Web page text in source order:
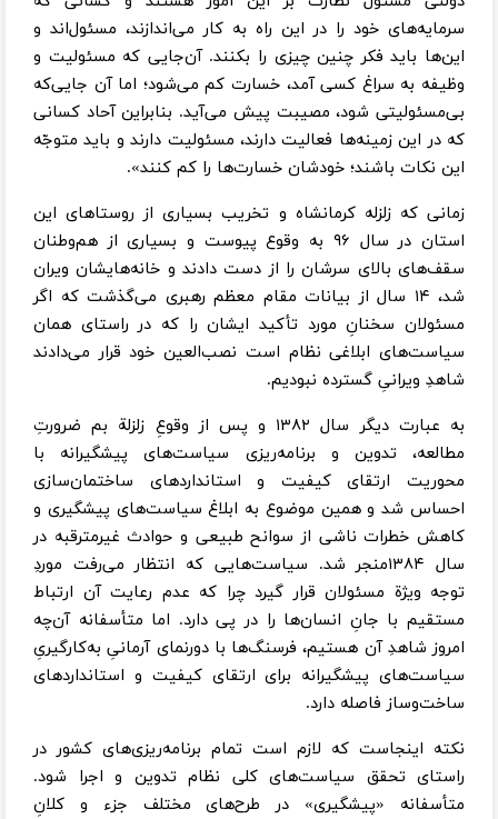
سرمایه‌های خود را در این راه به کار می‌اندازند، مسئول‌اند و
این‌ها باید فکر چنین چیزی را بکنند. آن‌جایی که مسئولیت و
وظیفه به سراغ کسی آمد، خسارت کم می‌شود؛ اما آن جایی‌که
بی‌مسئولیتی شود، مصیبت پیش می‌آید. بنابراین آحاد کسانی
که در این زمینه‌ها فعالیت دارند، مسئولیت دارند و باید متوجّه
این نکات باشند؛ خودشان خسارت‌ها را کم کنند».
زمانی که زلزله کرمانشاه و تخریب بسیاری از روستاهای این
استان در سال ۹۶ به وقوع پیوست و بسیاری از هم‌وطنان
سقف‌های بالای سرشان را از دست دادند و خانه‌هایشان ویران
شد، ۱۴ سال از بیانات مقام معظم رهبری می‌گذشت که اگر
مسئولان سخنانِ مورد تأکید ایشان را که در راستای همان
سیاست‌های ابلاغی نظام است نصب‌العین خود قرار می‌دادند
شاهدِ ویرانیِ گسترده نبودیم.
به عبارت دیگر سال ۱۳۸۲ و پس از وقوعِ زلزلة بم ضرورتِ
مطالعه، تدوین و برنامه‌ریزی سیاست‌های پیشگیرانه با
محوریت ارتقای کیفیت و استانداردهای ساختمان‌سازی
احساس شد و همین موضوع به ابلاغ سیاست‌های پیشگیری و
کاهش خطرات ناشی از سوانح طبیعی و حوادث غیرمترقبه در
سال ۱۳۸۴منجر شد. سیاست‌هایی که انتظار می‌رفت موردِ
توجه ویژة مسئولان قرار گیرد چرا که عدم رعایت آن ارتباط
مستقیم با جانِ انسان‌ها را در پی دارد. اما متأسفانه آن‌چه
امروز شاهدِ آن هستیم، فرسنگ‌ها با دورنمای آرمانیِ به‌کارگیریِ
سیاست‌های پیشگیرانه برای ارتقای کیفیت و استانداردهای
ساخت‌وساز فاصله دارد.
نکته اینجاست که لازم است تمام برنامه‌ریزی‌های کشور در
راستای تحقق سیاست‌های کلی نظام تدوین و اجرا شود.
متأسفانه «پیشگیری» در طرح‌های مختلف جزء و کلانِ